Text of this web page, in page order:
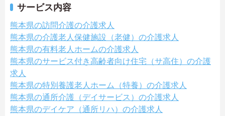
サービス内容
熊本県の訪問介護の介護求人
熊本県の介護老人保健施設（老健）の介護求人
熊本県の有料老人ホームの介護求人
熊本県のサービス付き高齢者向け住宅（サ高住）の介護
求人
熊本県の特別養護老人ホーム（特養）の介護求人
熊本県の通所介護（デイサービス）の介護求人
熊本県のデイケア（通所リハ）の介護求人